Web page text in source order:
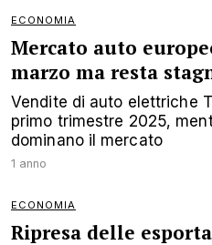
ECONOMIA
Mercato auto
marzo ma resta
Vendite di auto elettriche
primo trimestre 2025,
dominano il mercato
1 anno
ECONOMIA
Ripresa delle